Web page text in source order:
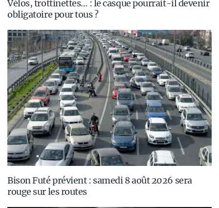
Vélos, trottinettes… : le casque pourrait-il devenir
obligatoire pour tous ?
Bison Futé prévient : samedi 8 août 2026 sera
rouge sur les routes